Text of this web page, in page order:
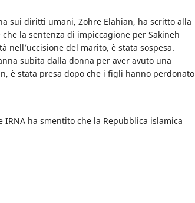
sui diritti umani, Zohre Elahian, ha scritto alla
la sentenza di impiccagione per Sakineh
nell’uccisione del marito, è stata sospesa.
subita dalla donna per aver avuto una
è stata presa dopo che i figli hanno perdonato
IRNA ha smentito che la Repubblica islamica